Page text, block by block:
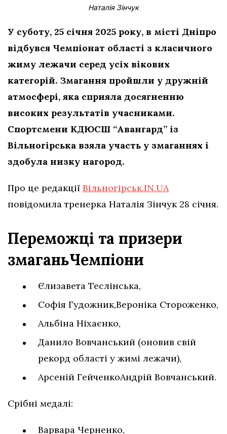
Наталія Зінчук
У суботу, 25 січня 2025 року, в місті Дніпро
відбувся Чемпіонат області з класичного
жиму лежачи серед усіх вікових
категорій. Змагання пройшли у дружній
атмосфері, яка сприяла досягненню
високих результатів учасниками.
Спортсмени КДЮСШ “Авангард” із
Вільногірська взяла участь у змаганнях і
здобула низку нагород.
Про це редакції Вільногірськ.IN.UA
повідомила тренерка Наталія Зінчук 28 січня.
Переможці та призери
змаганьЧемпіони
Єлизавета Теслінська,
Софія Гудожник,Вероніка Стороженко,
Альбіна Ніхаєнко,
Данило Вовчанський (оновив свій
рекорд області у жимі лежачи),
Арсеній ГейченкоАндрій Вовчанський.
Срібні медалі:
Варвара Черненко,